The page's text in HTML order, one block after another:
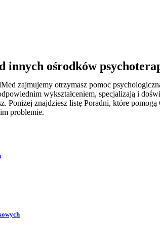
innych ośrodków
zajmujemy otrzymasz pomoc
wykształceniem, specjalizają i
Poniżej znajdziesz listę Poradni, które
problemie.